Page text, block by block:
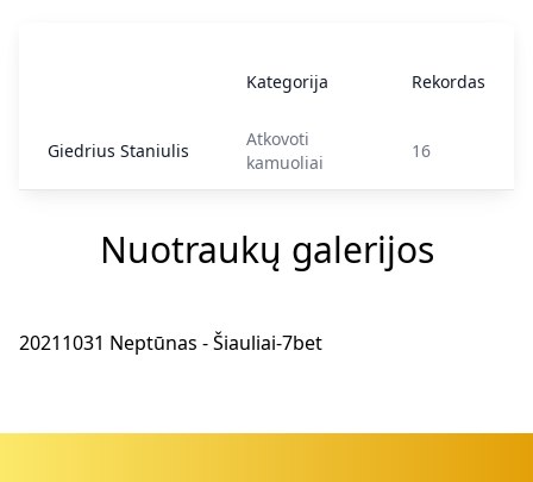
Kategorija Rekordas
Giedrius Staniulis
Atkovoti
kamuoliai
16
Nuotraukų galerijos
20211031 Neptūnas - Šiauliai-7bet